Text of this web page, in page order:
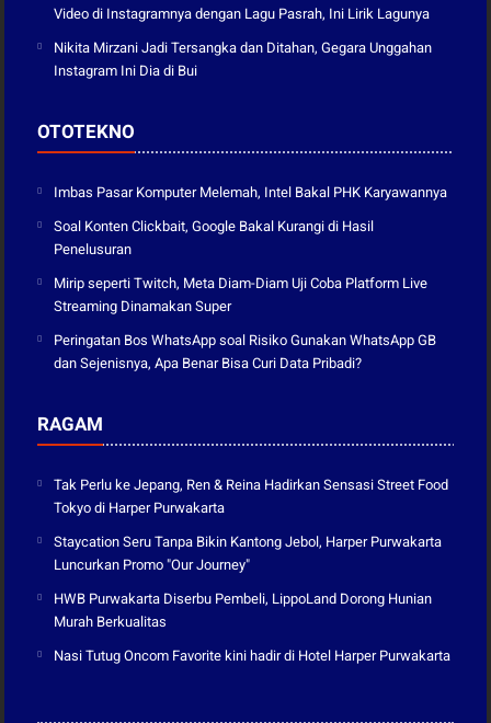
Video di Instagramnya dengan Lagu Pasrah, Ini Lirik Lagunya
Nikita Mirzani Jadi Tersangka dan Ditahan, Gegara Unggahan
Instagram Ini Dia di Bui
OTOTEKNO
Imbas Pasar Komputer Melemah, Intel Bakal PHK Karyawannya
Soal Konten Clickbait, Google Bakal Kurangi di Hasil
Penelusuran
Mirip seperti Twitch, Meta Diam-Diam Uji Coba Platform Live
Streaming Dinamakan Super
Peringatan Bos WhatsApp soal Risiko Gunakan WhatsApp GB
dan Sejenisnya, Apa Benar Bisa Curi Data Pribadi?
RAGAM
Tak Perlu ke Jepang, Ren & Reina Hadirkan Sensasi Street Food
Tokyo di Harper Purwakarta
Staycation Seru Tanpa Bikin Kantong Jebol, Harper Purwakarta
Luncurkan Promo "Our Journey"
HWB Purwakarta Diserbu Pembeli, LippoLand Dorong Hunian
Murah Berkualitas
Nasi Tutug Oncom Favorite kini hadir di Hotel Harper Purwakarta